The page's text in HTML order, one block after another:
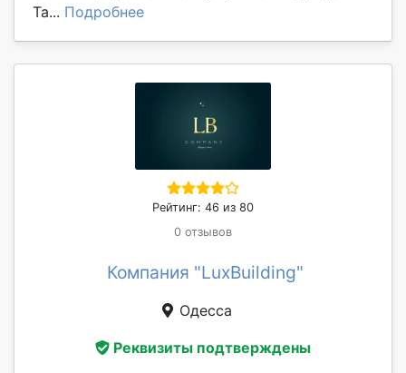
Та... Подробнее
Рейтинг: 46 из 80
0 отзывов
Компания "LuxBuilding"
Одесса
Реквизиты подтверждены